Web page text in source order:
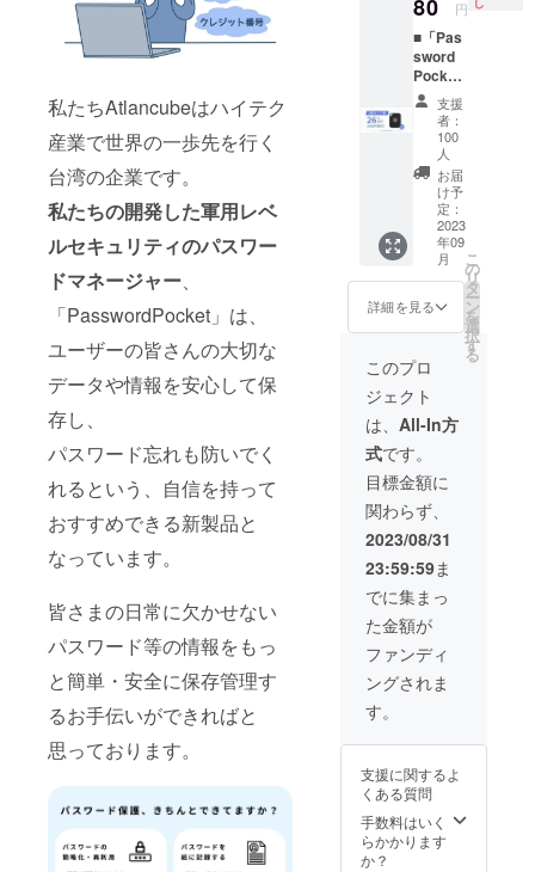
私たちAtlancubeはハイテク
産業で世界の一歩先を行く
台湾の企業です。
私たちの開発した軍用レベ
ルセキュリティのパスワー
ドマネージャー、
「PasswordPocket」は、
ユーザーの皆さんの大切な
データや情報を安心して保
存し、
パスワード忘れも防いでく
れるという、自信を持って
おすすめできる新製品と
なっています。
皆さまの日常に欠かせない
パスワード等の情報をもっ
と簡単・安全に保存管理す
るお手伝いができればと
思っております。
2電池 ×
1 ・日
本語説
明書 ※
製造状
況によ
り出荷
時期が
遅れる
場合、
早急に
ご連絡
致しま
す。
80 円
■「Pas
sword
Pocket
」× 2 一
般販売
予定価
13,520
円 →
9,980円
（税・
送料
込） ＜
内容品
＞ ・
Passwo
Pocket
× 2 ・
CR203
2電池 ×
2 ・日
本語説
明書 ※
製造状
況によ
り出荷
時期が
遅れる
場合、
早急に
ご連絡
致しま
す。
支援
者：
100
人
お届
け予
定：
2023
年09
月
詳細を見る
こ
の
リ
タ
ー
ン
を
選
択
す
る
このプロ
ジェクト
は、 All-In方
式です。
目標金額に
関わらず、
2023/08/31
23:59:59ま
でに集まっ
た金額が
ファンディ
ングされま
す。
支援に関するよ
くある質問
手数料はいく
らかかります
か？